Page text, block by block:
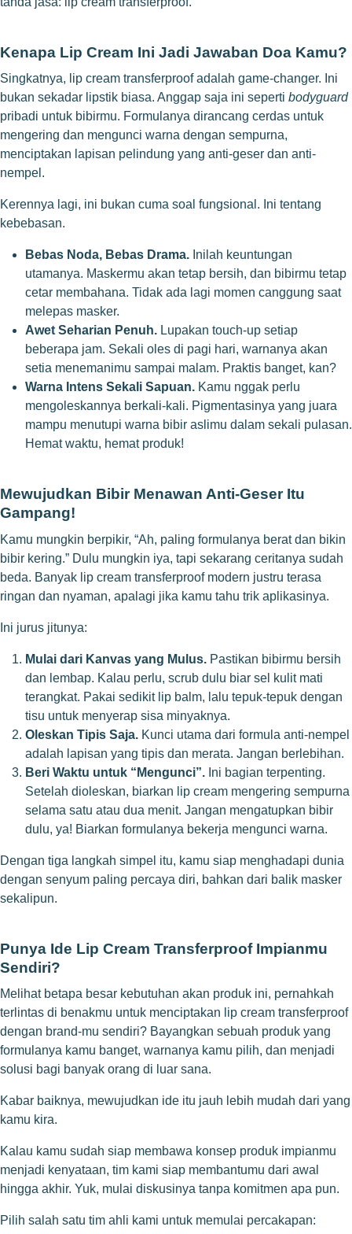
Kenapa Lip Cream Ini Jadi Jawaban Doa Kamu?
Singkatnya, lip cream transferproof adalah game-changer. Ini
bukan sekadar lipstik biasa. Anggap saja ini seperti bodyguard
pribadi untuk bibirmu. Formulanya dirancang cerdas untuk
mengering dan mengunci warna dengan sempurna,
menciptakan lapisan pelindung yang anti-geser dan anti-
nempel.
Kerennya lagi, ini bukan cuma soal fungsional. Ini tentang
kebebasan.
Bebas Noda, Bebas Drama. Inilah keuntungan
utamanya. Maskermu akan tetap bersih, dan bibirmu tetap
cetar membahana. Tidak ada lagi momen canggung saat
melepas masker.
Awet Seharian Penuh. Lupakan touch-up setiap
beberapa jam. Sekali oles di pagi hari, warnanya akan
setia menemanimu sampai malam. Praktis banget, kan?
Warna Intens Sekali Sapuan. Kamu nggak perlu
mengoleskannya berkali-kali. Pigmentasinya yang juara
mampu menutupi warna bibir aslimu dalam sekali pulasan.
Hemat waktu, hemat produk!
Mewujudkan Bibir Menawan Anti-Geser Itu
Gampang!
Kamu mungkin berpikir, “Ah, paling formulanya berat dan bikin
bibir kering.” Dulu mungkin iya, tapi sekarang ceritanya sudah
beda. Banyak lip cream transferproof modern justru terasa
ringan dan nyaman, apalagi jika kamu tahu trik aplikasinya.
Ini jurus jitunya:
Mulai dari Kanvas yang Mulus. Pastikan bibirmu bersih
dan lembap. Kalau perlu, scrub dulu biar sel kulit mati
terangkat. Pakai sedikit lip balm, lalu tepuk-tepuk dengan
tisu untuk menyerap sisa minyaknya.
Oleskan Tipis Saja. Kunci utama dari formula anti-nempel
adalah lapisan yang tipis dan merata. Jangan berlebihan.
Beri Waktu untuk “Mengunci”. Ini bagian terpenting.
Setelah dioleskan, biarkan lip cream mengering sempurna
selama satu atau dua menit. Jangan mengatupkan bibir
dulu, ya! Biarkan formulanya bekerja mengunci warna.
Dengan tiga langkah simpel itu, kamu siap menghadapi dunia
dengan senyum paling percaya diri, bahkan dari balik masker
sekalipun.
Punya Ide Lip Cream Transferproof Impianmu
Sendiri?
Melihat betapa besar kebutuhan akan produk ini, pernahkah
terlintas di benakmu untuk menciptakan lip cream transferproof
dengan brand-mu sendiri? Bayangkan sebuah produk yang
formulanya kamu banget, warnanya kamu pilih, dan menjadi
solusi bagi banyak orang di luar sana.
Kabar baiknya, mewujudkan ide itu jauh lebih mudah dari yang
kamu kira.
Kalau kamu sudah siap membawa konsep produk impianmu
menjadi kenyataan, tim kami siap membantumu dari awal
hingga akhir. Yuk, mulai diskusinya tanpa komitmen apa pun.
Pilih salah satu tim ahli kami untuk memulai percakapan: